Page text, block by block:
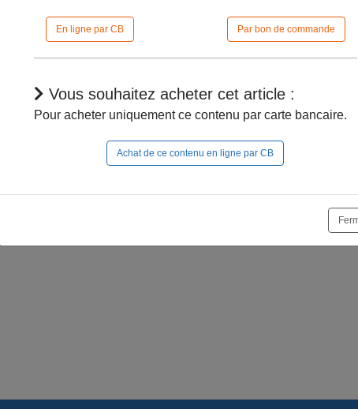
peut fixer la liste des espèces
passent dans ses eaux intérieures et
à naviguer dans le site, vous devezvous connecter;
la suite, vous pouvez
et son
En ligne par CB Par bon de commande
Vous souhaitez acheter cet article :
Pour acheter uniquement ce contenu par carte bancaire.
Achat de ce contenu en ligne par CB